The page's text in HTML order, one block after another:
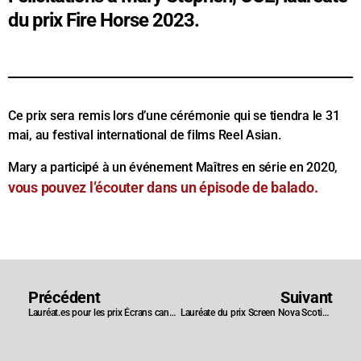
du prix Fire Horse 2023.
Ce prix sera remis lors d’une cérémonie qui se tiendra le 31
mai, au festival international de films Reel Asian.
Mary a participé à un événement Maîtres en série en 2020,
vous pouvez l’écouter dans un épisode de balado.
Précédent
Lauréat.es pour les prix Écrans canadiens de 2023
Suivant
Lauréate du prix Screen Nova Scotia de 2023